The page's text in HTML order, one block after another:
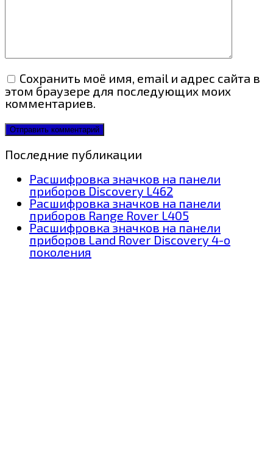
Сохранить моё имя, email и адрес сайта в
этом браузере для последующих моих
комментариев.
Последние публикации
Расшифровка значков на панели
приборов Discovery L462
Расшифровка значков на панели
приборов Range Rover L405
Расшифровка значков на панели
приборов Land Rover Discovery 4-о
поколения